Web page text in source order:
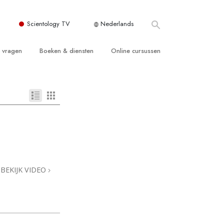
Scientology TV Nederlands
Boeken & diensten Online cursussen
De Drijfveren van het Bestaan
BEKIJK VIDEO